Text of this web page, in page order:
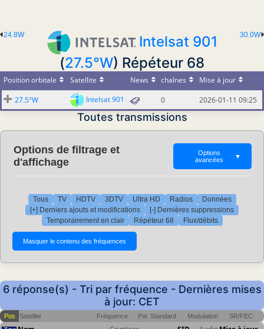
30.0W
24.8W
Intelsat 901
(27.5°W) Répéteur 68
Position orbitale Satellite News chaînes
Mise à jour
27.5°W
Intelsat 901 0 2026-01-11 09:25
Toutes transmissions
Options de filtrage et
d'affichage
Options
avancées
▼
Tous TV HDTV 3DTV Ultra HD Radios
Données
[+] Derniers ajouts et modifications
[-] Dernières suppressions
Temporairement en clair
Répéteur 68 Flux/débits
6 réponse(s) - Tri par fréquence - Dernières mises
à jour: CET
Pos Satellite Fréquence Pol Standard Modulation SR/FEC